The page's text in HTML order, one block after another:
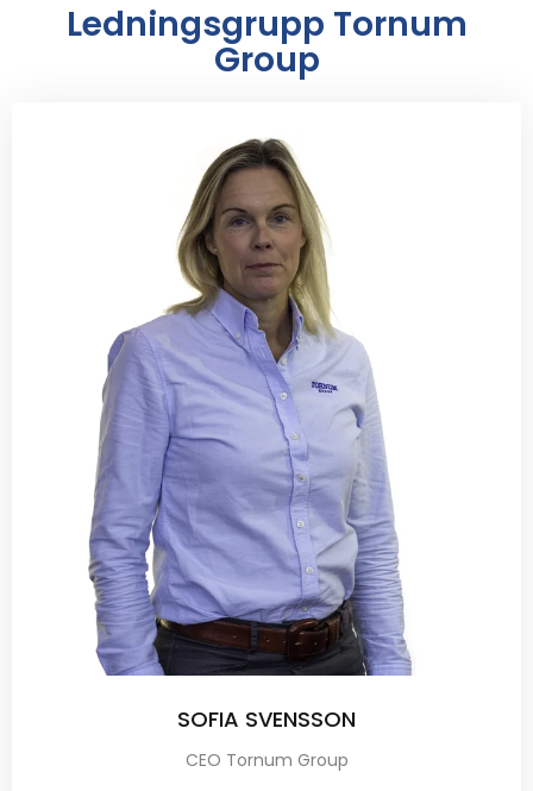
Ledningsgrupp Tornum
Group
SOFIA SVENSSON
CEO Tornum Group